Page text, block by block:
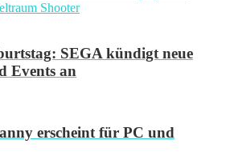
Shooter
SEGA kündigt neue
Events an
erscheint für PC und